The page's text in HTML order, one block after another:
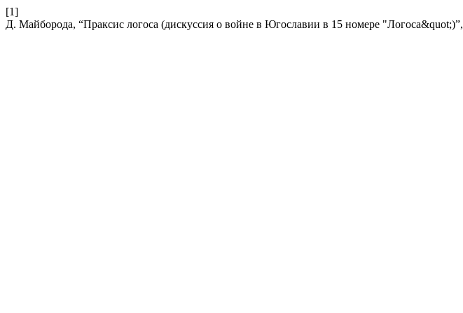
[1]
Д. Майборода, “Праксис логоса (дискуссия о войне в Югославии в 15 номере "Логоса&quot;)”,